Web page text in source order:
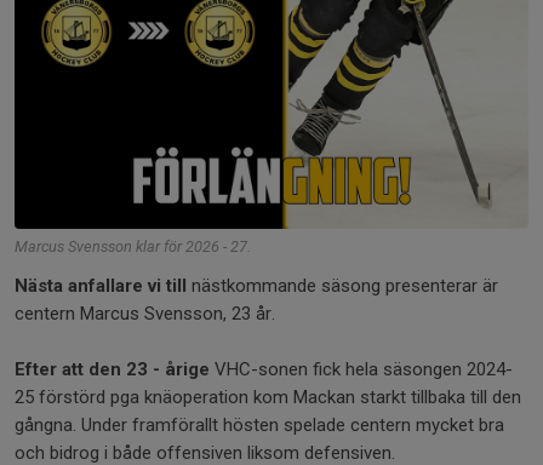
Marcus Svensson klar för 2026 - 27.
Nästa anfallare vi till nästkommande säsong presenterar är
centern Marcus Svensson, 23 år.
Efter att den 23 - årige VHC-sonen fick hela säsongen 2024-
25 förstörd pga knäoperation kom Mackan starkt tillbaka till den
gångna. Under framförallt hösten spelade centern mycket bra
och bidrog i både offensiven liksom defensiven.